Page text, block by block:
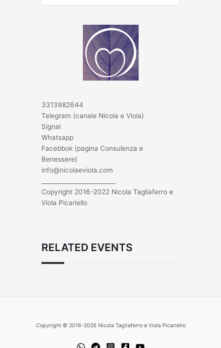
3313982644
Telegram (canale Nicola e Viola)
Signal
Whatsapp
Facebbok (pagina Consulenza e
Benessere)
info@nicolaeviola.com
Copyright 2016-2022 Nicola Tagliaferro e
Viola Picariello
RELATED EVENTS
Copyright © 2016-2026 Nicola Tagliaferro e Viola Picariello